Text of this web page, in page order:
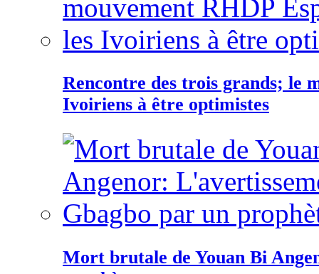
Rencontre des trois grands; le
Ivoiriens à être optimistes
Mort brutale de Youan Bi